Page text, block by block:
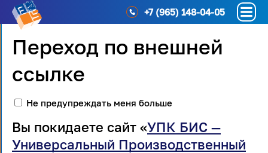
+7 (965) 148-04-05
Переход по внешней
ссылке
Не предупреждать меня больше
Вы покидаете сайт «УПК БИС —
Универсальный Производственный